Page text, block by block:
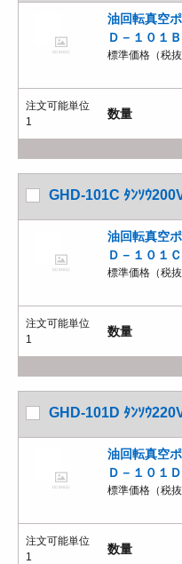
油回転真空
Ｄ－１０１
標準価格（税抜
注文可能単位
1
数量
GHD-101C ﾀﾝｿｳ
油回転真空
Ｄ－１０１
標準価格（税抜
注文可能単位
1
数量
GHD-101D ﾀﾝｿｳ
油回転真空
Ｄ－１０１
標準価格（税抜
注文可能単位
1
数量